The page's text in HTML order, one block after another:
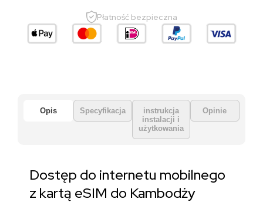
Płatność bezpieczna
Opis Specyfikacja
instrukcja
instalacji i
użytkowania
Opinie
Dostęp do internetu mobilnego
z kartą eSIM do Kambodży